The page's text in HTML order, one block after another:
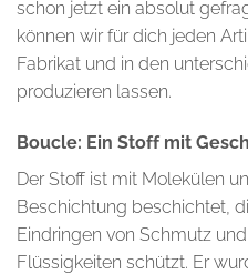
schon jetzt ein absolut
können wir für dich jeden
Fabrikat und in den
produzieren lassen.
Boucle: Ein Stoff mit
Der Stoff ist mit Molekülen
Beschichtung beschichtet,
Eindringen von Schmutz
Flüssigkeiten schützt. Er